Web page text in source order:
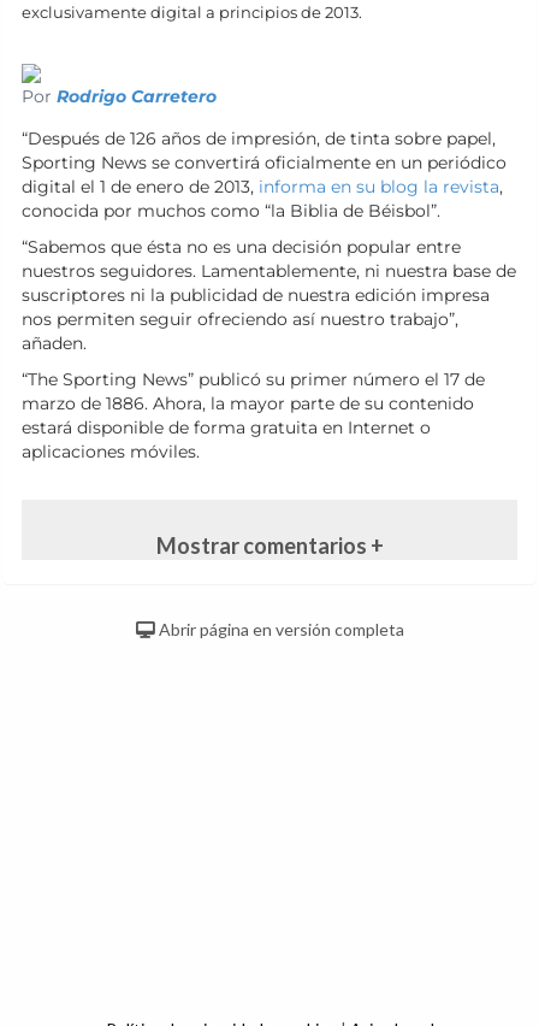
exclusivamente digital a principios de 2013.
Por Rodrigo Carretero
“Después de 126 años de impresión, de tinta sobre papel,
Sporting News se convertirá oficialmente en un periódico
digital el 1 de enero de 2013, informa en su blog la revista,
conocida por muchos como “la Biblia de Béisbol”.
“Sabemos que ésta no es una decisión popular entre
nuestros seguidores. Lamentablemente, ni nuestra base de
suscriptores ni la publicidad de nuestra edición impresa
nos permiten seguir ofreciendo así nuestro trabajo”,
añaden.
“The Sporting News” publicó su primer número el 17 de
marzo de 1886. Ahora, la mayor parte de su contenido
estará disponible de forma gratuita en Internet o
aplicaciones móviles.
Mostrar comentarios +
Abrir página en versión completa